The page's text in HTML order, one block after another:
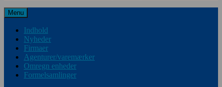
Menu
Indhold
Nyheder
Firmaer
Agenturer/varemærker
Omregn enheder
Formelsamlinger